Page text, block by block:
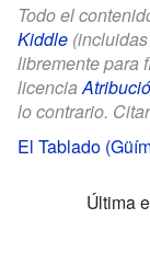
Todo el
Kiddle
libremente para
licencia
lo contrario.
El Tablado
Última